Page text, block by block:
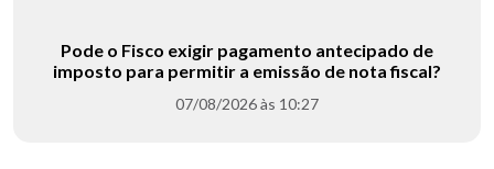
Pode o Fisco exigir pagamento antecipado de
imposto para permitir a emissão de nota fiscal?
07/08/2026 às 10:27